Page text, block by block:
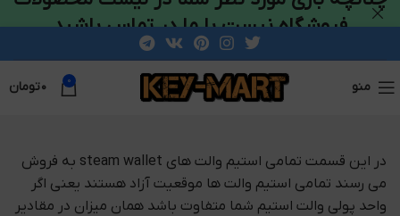
منو 0 ۰تومان
در این قسمت تمامی استیم والت های steam wallet به فروش
می رسند تمامی استیم والت ها موقعیت آزاد هستند یعنی اگر
واحد پولی والت استیم شما متفاوت باشد همان میزان در مقادیر
فروشگاه نیست با ما در تماس باشید